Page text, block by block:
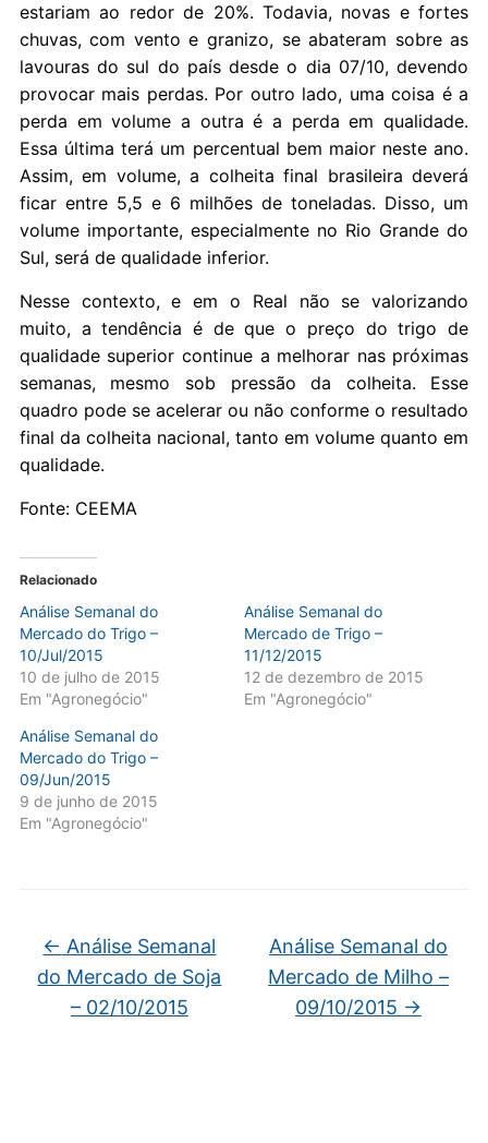
estariam ao redor de 20%. Todavia, novas e fortes
chuvas, com vento e granizo, se abateram sobre as
lavouras do sul do país desde o dia 07/10, devendo
provocar mais perdas. Por outro lado, uma coisa é a
perda em volume a outra é a perda em qualidade.
Essa última terá um percentual bem maior neste ano.
Assim, em volume, a colheita final brasileira deverá
ficar entre 5,5 e 6 milhões de toneladas. Disso, um
volume importante, especialmente no Rio Grande do
Sul, será de qualidade inferior.
Nesse contexto, e em o Real não se valorizando
muito, a tendência é de que o preço do trigo de
qualidade superior continue a melhorar nas próximas
semanas, mesmo sob pressão da colheita. Esse
quadro pode se acelerar ou não conforme o resultado
final da colheita nacional, tanto em volume quanto em
qualidade.
Fonte: CEEMA
Relacionado
Análise Semanal do
Mercado do Trigo –
10/Jul/2015
10 de julho de 2015
Em "Agronegócio"
Análise Semanal do
Mercado de Trigo –
11/12/2015
12 de dezembro de 2015
Em "Agronegócio"
Análise Semanal do
Mercado do Trigo –
09/Jun/2015
9 de junho de 2015
Em "Agronegócio"
← Análise Semanal
do Mercado de Soja
– 02/10/2015
Análise Semanal do
Mercado de Milho –
09/10/2015 →